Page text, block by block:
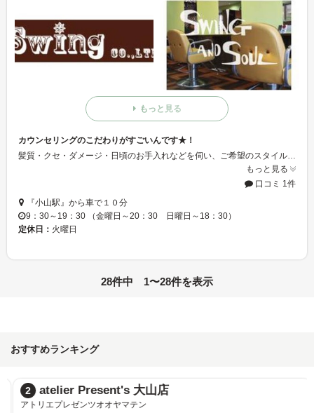
もっと見る
カウンセリングのこだわりがすごいんです★！
髪質・クセ・ダメージ・日頃のお手入れなどを伺い、ご希望のスタイルや似合う髪型を相談しながら施術内容を選びます♪個人個人でお手入れ方法って別なので、きちんと話をしてから、分かり合ってから施術しますので新規の方も安心です！
もっと見る
口コミ 1件
『小山駅』から車で１０分
9：30～19：30 （金曜日～20：30 日曜日～18：30）
定休日： 火曜日
28件中 1〜28件を表示
おすすめランキング
2 atelier Present's 大山店
アトリエプレゼンツオオヤマテン